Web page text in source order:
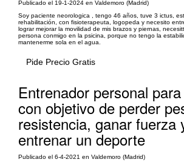
Publicado el 19-1-2024 en Valdemoro (Madrid)
Soy paciente neorologica , tengo 46 años, tuve 3 ictus,
rehabilitación, con fisioterapeuta, logopeda y necesito
lograr mejorar la movilidad de mis brazos y piernas,
persona conmigo en la psicina, porque no tengo la
mantenerme sola en el agua.
Pide Precio Gratis
Entrenador personal
con objetivo de perder
resistencia, ganar fuerza
entrenar un deporte
Publicado el 6-4-2021 en Valdemoro (Madrid)